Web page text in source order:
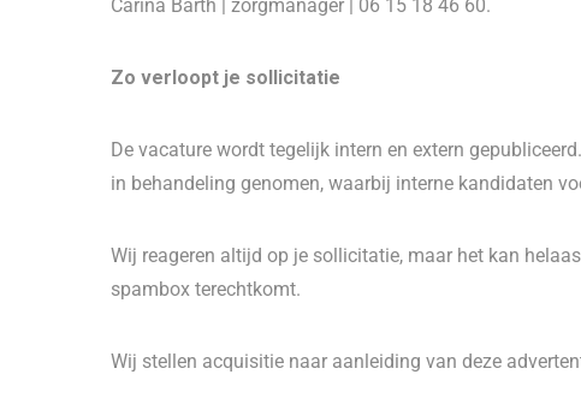
Carina Barth | zorgmanager | 06 15 18 46 60.
Zo verloopt je sollicitatie
De vacature wordt tegelijk intern en extern
in behandeling genomen, waarbij interne kandidaten
Wij reageren altijd op je sollicitatie, maar het kan
spambox terechtkomt.
Wij stellen acquisitie naar aanleiding van deze